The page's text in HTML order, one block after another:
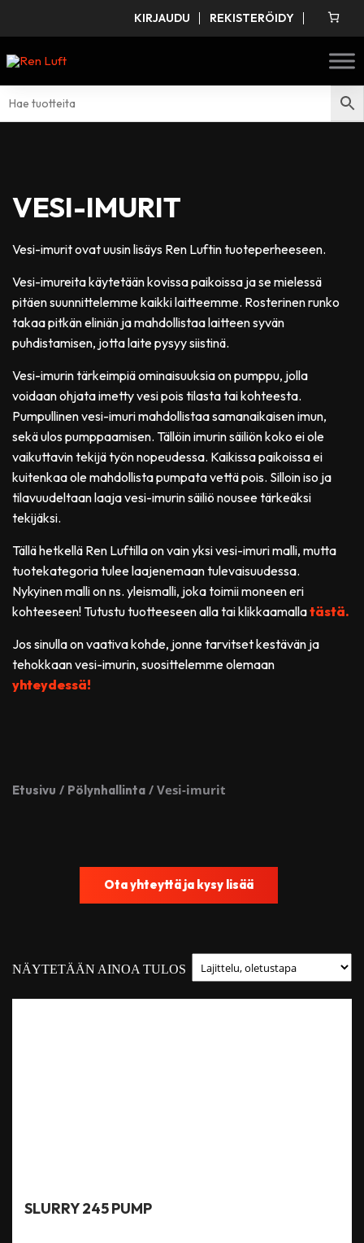
KIRJAUDU REKISTERÖIDY
VESI-IMURIT
Vesi-imurit ovat uusin lisäys Ren Luftin tuoteperheeseen.
Vesi-imureita käytetään kovissa paikoissa ja se mielessä
pitäen suunnittelemme kaikki laitteemme. Rosterinen runko
takaa pitkän eliniän ja mahdollistaa laitteen syvän
puhdistamisen, jotta laite pysyy siistinä.
Vesi-imurin tärkeimpiä ominaisuuksia on pumppu, jolla
voidaan ohjata imetty vesi pois tilasta tai kohteesta.
Pumpullinen vesi-imuri mahdollistaa samanaikaisen imun,
sekä ulos pumppaamisen. Tällöin imurin säiliön koko ei ole
vaikuttavin tekijä työn nopeudessa. Kaikissa paikoissa ei
kuitenkaa ole mahdollista pumpata vettä pois. Silloin iso ja
tilavuudeltaan laaja vesi-imurin säiliö nousee tärkeäksi
tekijäksi.
Tällä hetkellä Ren Luftilla on vain yksi vesi-imuri malli, mutta
tuotekategoria tulee laajenemaan tulevaisuudessa.
Nykyinen malli on ns. yleismalli, joka toimii moneen eri
kohteeseen! Tutustu tuotteeseen alla tai klikkaamallatästä.
Jos sinulla on vaativa kohde, jonne tarvitset kestävän ja
tehokkaan vesi-imurin, suosittelemme olemaan
yhteydessä!
Etusivu / Pölynhallinta / Vesi-imurit
Ota yhteyttä ja kysy lisää
NÄYTETÄÄN AINOA TULOS
SLURRY 245 PUMP